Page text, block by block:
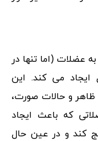
عضلات (اما تنها در
ایجاد می کند. این
ظاهر و حالات صورت،
که باعث ایجاد
کند و در عین حال